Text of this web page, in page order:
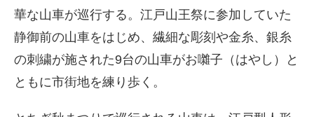
華な山車が巡行する。江戸山王祭に参加していた
静御前の山車をはじめ、繊細な彫刻や金糸、銀糸
の刺繍が施された9台の山車がお囃子（はやし）と
ともに市街地を練り歩く。